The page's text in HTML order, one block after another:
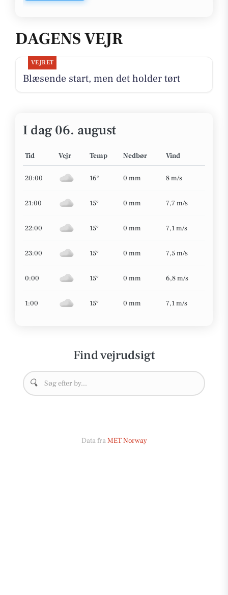
DAGENS VEJR
VEJRET
Blæsende start, men det holder tørt
I dag 06. august
Tid Vejr Temp Nedbør Vind
20:00 16° 0 mm 8 m/s
21:00 15° 0 mm 7,7 m/s
22:00 15° 0 mm 7,1 m/s
23:00 15° 0 mm 7,5 m/s
0:00 15° 0 mm 6,8 m/s
1:00 15° 0 mm 7,1 m/s
Find vejrudsigt
🔍
Data fraMET Norway